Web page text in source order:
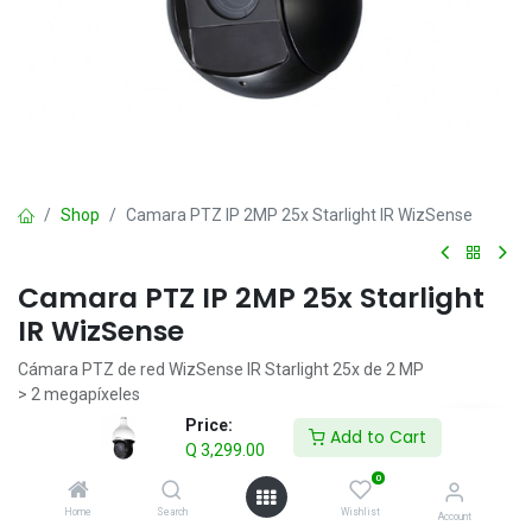
Price:
Q 3,299.00
Add to Cart
Home Search
0
Wishlist Account
Shop Camara PTZ IP 2MP 25x Starlight IR WizSense
Camara PTZ IP 2MP 25x Starlight
IR WizSense
Cámara PTZ de red WizSense IR Starlight 25x de 2 MP
> 2 megapíxeles
> Potente zoom óptico de 25x
> Tecnología Starlight
> Detección de rostros